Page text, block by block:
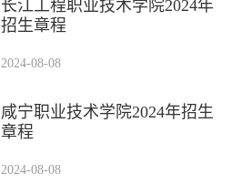
长江工程职业技术学院2024年
招生章程
2024-08-08
咸宁职业技术学院2024年招生
章程
2024-08-08